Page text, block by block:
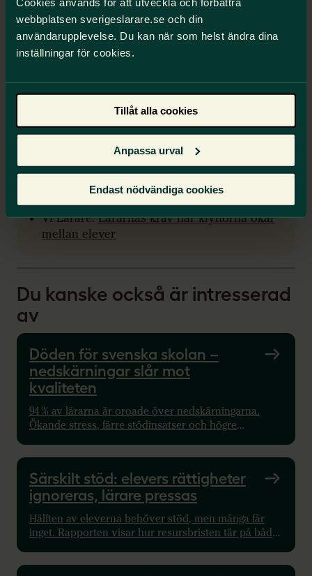
webbplatsen sverigeslarare.se och din
användarupplevelse. Du kan när som helst ändra dina
inställningar för cookies.
Tillåt alla cookies
Anpassa urval
Endast nödvändiga cookies
klara sitt kompensatoriska uppdrag samtidigt
som klyftan mellan elevernas förutsättningar
växer. Segregationen tilltar och
Rapporten i media
Sydsvenskan:
Ge oss rätt förutsättningar.
Idag är skolan djupt orättvis
Vi Lärare:Lärarnas krav när klyftorna ökar
mellan elever
Du kanske också är intresserad
av
Döden för svenska skolan –
nedskärningar slår mot
kvaliteten
94 % av lärarna är oroade över nedskärningarna.
Ökande stress, färre stödinsatser och högre
Särskilt stöd: elevers rättigheter
ignoreras, lärare pressas
Hälften av eleverna behöver stöd, men många får
inget. Rapporten visar hur resursbristen tär på både